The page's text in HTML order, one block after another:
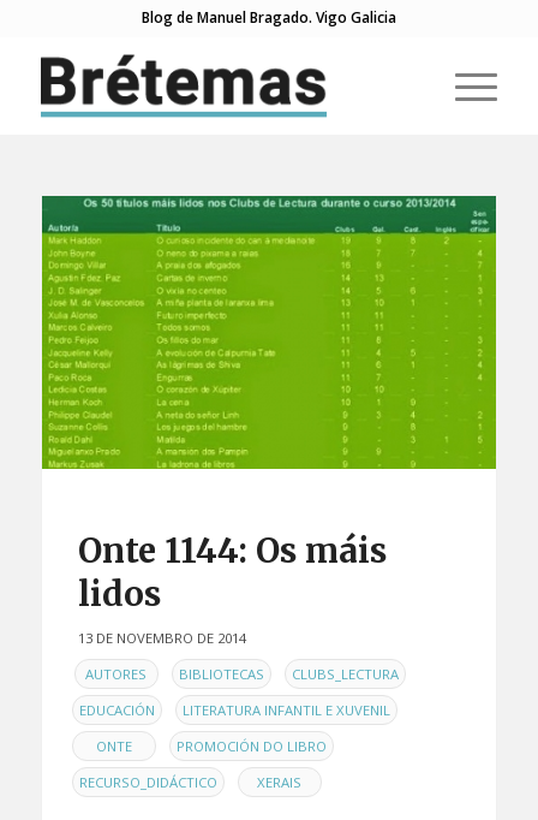
Blog de Manuel Bragado. Vigo Galicia
Onte 1144: Os máis
lidos
13 DE NOVEMBRO DE 2014
EN AUTORES , BIBLIOTECAS , CLUBS_LECTURA ,
EDUCACIÓN , LITERATURA INFANTIL E XUVENIL ,
ONTE , PROMOCIÓN DO LIBRO ,
RECURSO_DIDÁCTICO , XERAIS